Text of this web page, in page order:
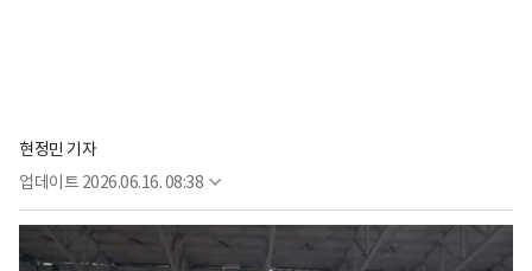
현정민 기자
업데이트 2026.06.16. 08:38